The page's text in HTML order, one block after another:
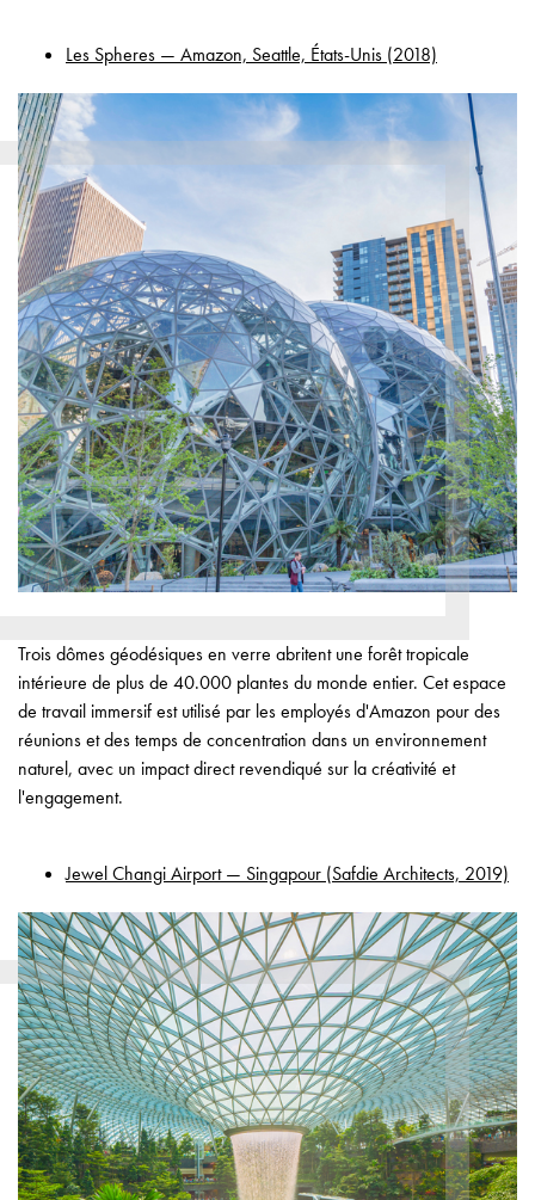
Les Spheres — Amazon, Seattle, États-Unis (2018)
Trois dômes géodésiques en verre abritent une forêt tropicale
intérieure de plus de 40.000 plantes du monde entier. Cet espace
de travail immersif est utilisé par les employés d'Amazon pour des
réunions et des temps de concentration dans un environnement
naturel, avec un impact direct revendiqué sur la créativité et
l'engagement.
Jewel Changi Airport — Singapour (Safdie Architects, 2019)